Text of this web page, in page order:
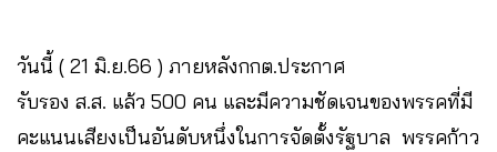
วันนี้ ( 21 มิ.ย.66 ) ภายหลังกกต.ประกาศ
รับรอง ส.ส. แล้ว 500 คน และมีความชัดเจนของพรรคที่มี
คะแนนเสียงเป็นอันดับหนึ่งในการจัดตั้งรัฐบาล พรรคก้าว